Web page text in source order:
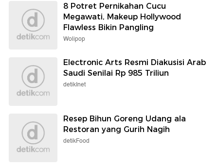
8 Potret Pernikahan Cucu
Megawati, Makeup Hollywood
Flawless Bikin Pangling
Wolipop
Electronic Arts Resmi Diakusisi Arab
Saudi Senilai Rp 985 Triliun
detikInet
Resep Bihun Goreng Udang ala
Restoran yang Gurih Nagih
detikFood